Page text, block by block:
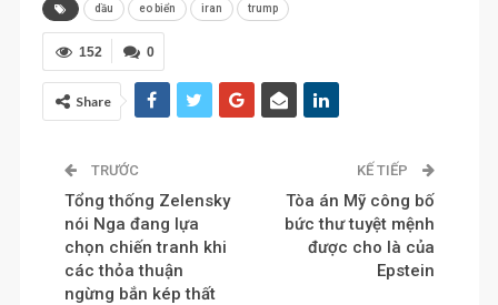
dầu eo biển iran trump
0
152
Share
TRƯỚC
Tổng thống Zelensky
nói Nga đang lựa
chọn chiến tranh khi
các thỏa thuận
ngừng bắn kép thất
KẾ TIẾP
Tòa án Mỹ công bố
bức thư tuyệt mệnh
được cho là của
Epstein